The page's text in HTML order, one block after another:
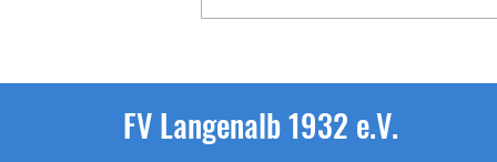
Feldrennach/Langenalb
FV Langenalb 1932 e.V.